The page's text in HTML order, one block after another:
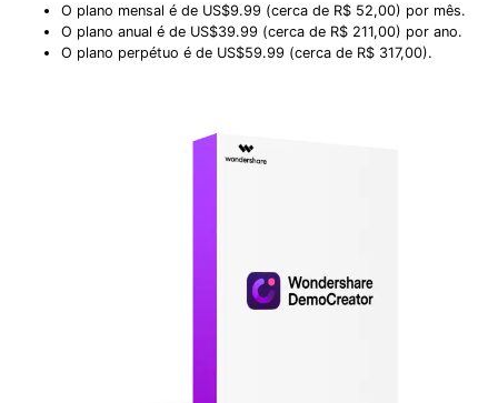
O plano mensal é de US$9.99 (cerca de R$ 52,00) por mês.
O plano anual é de US$39.99 (cerca de R$ 211,00) por ano.
O plano perpétuo é de US$59.99 (cerca de R$ 317,00).